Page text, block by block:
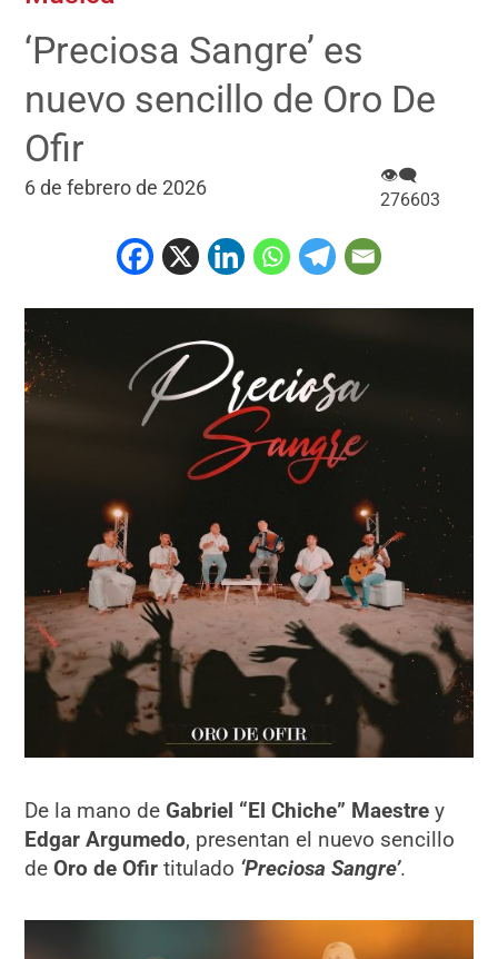
‘Preciosa Sangre’ es
nuevo sencillo de Oro De
Ofir
6 de febrero de 2026
👁‍🗨
276603
De la mano de Gabriel “El Chiche” Maestre y
Edgar Argumedo, presentan el nuevo sencillo
deOro de Ofirtitulado ‘Preciosa Sangre’.